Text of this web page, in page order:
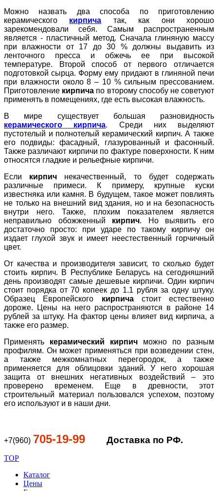
Можно назвать два способа по приготовлению
керамического кирпича так, как они хорошо
зарекомендовали себя. Самым распространенным
является - пластичный метод. Сначала глиняную массу
при влажности от 17 до 30 % должны выдавить из
ленточного пресса и обжечь ее при высокой
температуре. Второй способ от первого отличается
подготовкой сырца. Форму ему придают в глиняной печи
при влажности около 8 – 10 % сильным прессованием.
Приготовление кирпича по второму способу не советуют
применять в помещениях, где есть высокая влажность.
В мире существует большая разновидность
керамического кирпича. Среди них выделяют
пустотелый и полнотелый керамический кирпич. А также
его подвиды: фасадный, глазурованный и фасонный.
Также различают кирпичи по фактуре поверхности. К ним
относятся гладкие и рельефные кирпичи.
Если кирпич некачественный, то будет содержать
различные примеси. К примеру, крупные куски
известняка или камня. В будущем, такое может повлиять
не только на внешний вид здания, но и на безопасность
внутри него. Также, плохим показателем является
неправильно обожженный кирпич. Но выявить его
достаточно просто: при ударе по такому кирпичу он
издает глухой звук и имеет неестественный горчичный
цвет.
От качества и производителя зависит, то сколько будет
стоить кирпич. В Республике Беларусь на сегодняшний
день производят самые дешевые кирпичи. Один кирпич
стоит порядка от 70 копеек до 1.1 рубля за одну штуку.
Образец Европейского кирпичастоит естественно
дороже. Цены на него распространяются в районе 14
рублей за штуку. На фактор цены влияет вид кирпича, а
также его размер.
Применять керамический кирпич можно по разным
профилям. Он может применяться при возведении стен,
а также межкомнатных перегородок, а также
применяется для облицовки зданий. У него хорошая
защита от внешних негативных воздействий – это
проверено временем. Еще в древности, этот
строительный материал пользовался успехом, поэтому
его используют и в наши дни.
+7(960) 705-19-99 Доставка по РФ.
TOP
Каталог
Цены